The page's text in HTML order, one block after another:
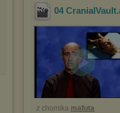
04 CranialVault
z chomika mafuta